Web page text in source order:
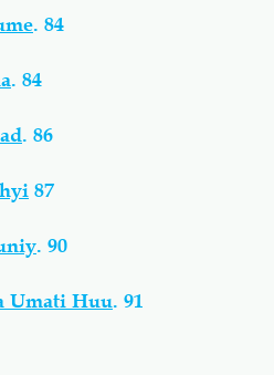
. 84
. 84
. 86
87
. 90
Umati Huu. 91